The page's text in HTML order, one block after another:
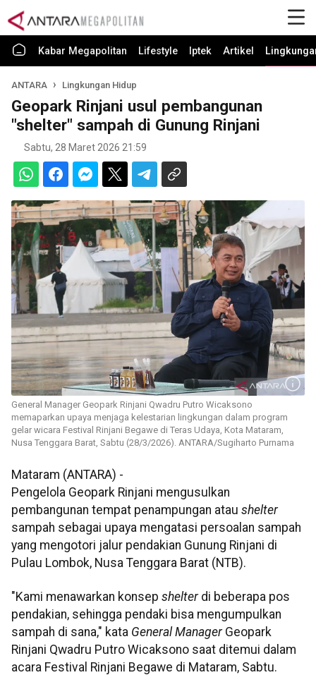
Kabar Megapolitan Lifestyle Iptek Artikel
ANTARA Lingkungan Hidup
Geopark Rinjani usul pembangunan
"shelter" sampah di Gunung Rinjani
Sabtu, 28 Maret 2026 21:59
General Manager Geopark Rinjani Qwadru Putro Wicaksono
memaparkan upaya menjaga kelestarian lingkungan dalam program
gelar wicara Festival Rinjani Begawe di Teras Udaya, Kota Mataram,
Nusa Tenggara Barat, Sabtu (28/3/2026). ANTARA/Sugiharto Purnama
Mataram (ANTARA) -
Pengelola Geopark Rinjani mengusulkan
pembangunan tempat penampungan atau shelter
sampah sebagai upaya mengatasi persoalan sampah
yang mengotori jalur pendakian Gunung Rinjani di
Pulau Lombok, Nusa Tenggara Barat (NTB).
"Kami menawarkan konsep shelterdi beberapa pos
pendakian, sehingga pendaki bisa mengumpulkan
sampah di sana," kata General Manager Geopark
Rinjani Qwadru Putro Wicaksono saat ditemui dalam
acara Festival Rinjani Begawe di Mataram, Sabtu.